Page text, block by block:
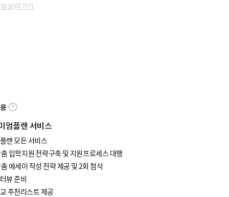
보러가기
엄플랜 서비스
랜 모든 서비스
입학지원 전략구축 및 지원프로세스 대행
에세이 작성 전략 제공 및 2회 첨삭
뷰 준비
추천리스트 제공